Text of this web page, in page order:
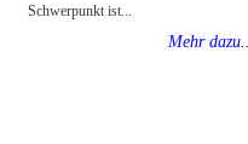
Schwerpunkt ist...
Mehr dazu...